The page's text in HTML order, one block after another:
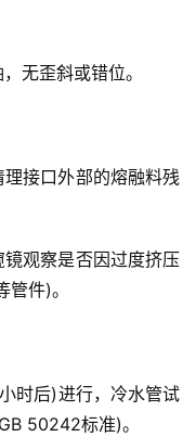
无歪斜或错位。
接口外部的熔融料残
观察是否因过度挤压
件)。
时后)进行，冷水管试
50242标准)。